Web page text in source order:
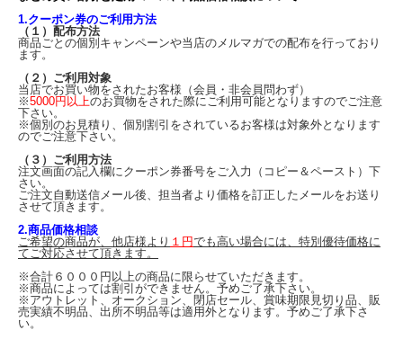
1.クーポン券のご利用方法
（１）配布方法
商品ごとの個別キャンペーンや当店のメルマガでの配布を行っており
ます。
（２）ご利用対象
当店でお買い物をされたお客様（会員・非会員問わず）
※5000円以上のお買物をされた際にご利用可能となりますのでご注意
下さい。
※個別のお見積り、個別割引をされているお客様は対象外となります
のでご注意下さい。
（３）ご利用方法
注文画面の記入欄にクーポン券番号をご入力（コピー＆ペースト）下
さい。
ご注文自動送信メール後、担当者より価格を訂正したメールをお送り
させて頂きます。
2.商品価格相談
ご希望の商品が、他店様より １円でも高い場合には、特別優待価格に
てご対応させて頂きます。
※合計６０００円以上の商品に限らせていただきます。
※商品によっては割引ができません。予めご了承下さい。
※アウトレット、オークション、閉店セール、賞味期限見切り品、販
売実績不明品、出所不明品等は適用外となります。予めご了承下さ
い。